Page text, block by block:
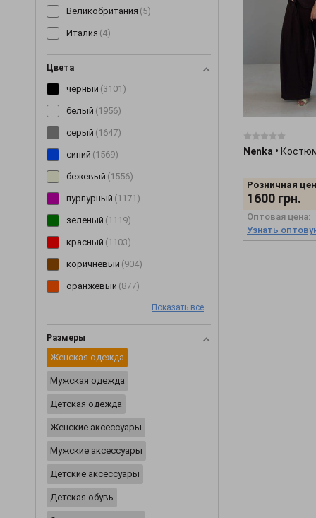
Маски
Митенки(4)
Накидки (15)
Нижнее белье
Очки(9)
Пальто (198)
Парки(19)
Перчатки(2)
Пиджаки (233)
Пижамы(62)
Пинетки (8)
Плащи(6)
Пледы(29)
(354)
(202)
Свитеры(229)
Великобритания (5)
Италия (4)
Цвета
черный (3101)
белый (1956)
серый (1647)
синий (1569)
бежевый (1556)
пурпурный (1171)
зеленый (1119)
красный (1103)
коричневый (904)
оранжевый (877)
Показать все
Размеры
Женская одежда
Мужская одежда
Детская одежда
Женские аксессуары
Мужские аксессуары
Детские аксессуары
Детская обувь
Nenka •
Розничная
1600 грн.
Оптовая цена:
Узнать